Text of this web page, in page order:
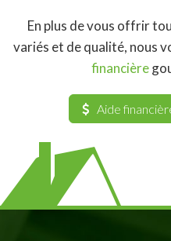
En plus de vous offrir
variés et de qualité, nous
financière
Aide